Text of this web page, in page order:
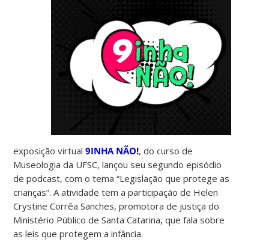
exposição virtual9INHA NÃO!, do curso de
Museologia da UFSC, lançou seu segundo episódio
de podcast, com o tema “Legislação que protege as
crianças”. A atividade tem a participação de Helen
Crystine Corrêa Sanches, promotora de justiça do
Ministério Público de Santa Catarina, que fala sobre
as leis que protegem a infância.